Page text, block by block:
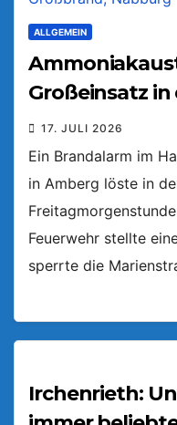
ALLGEMEIN
Großeinsatz
17. JULI 2026
Ein Brandalarm im
in Amberg löste in
Feuerwehr stellte
sperrte die
Irchenrieth: